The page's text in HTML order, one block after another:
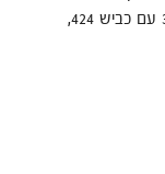
של שביל ישראל בצבעים לבן, כחול וכתום. בין מחלף לטרון לצומת חטיבה 7 (מפגש כביש 3 עם כביש 424,